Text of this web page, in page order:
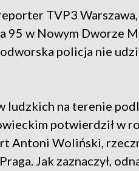
TVP3
95 w Nowym Dworze
policja nie
ludzkich na terenie
potwierdził w
Antoni Woliński,
Jak zaznaczył,